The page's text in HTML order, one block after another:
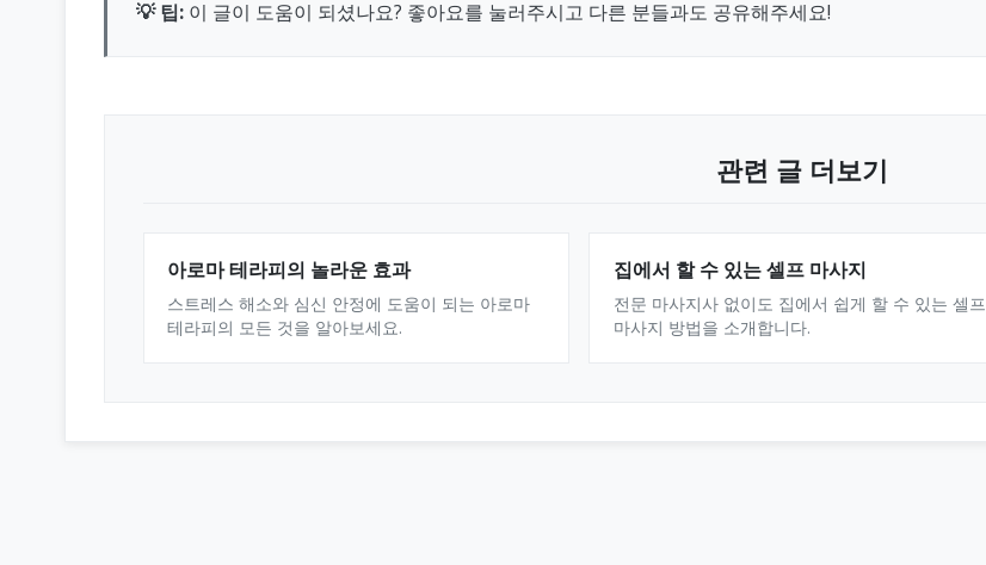
💡 팁: 이 글이 도움이 되셨나요? 좋아요를 눌러주시고 다른 분들과도 공유해주세요!
관련 글 더보기
아로마 테라피의 놀라운 효과
스트레스 해소와 심신 안정에 도움이 되는 아로마
테라피의 모든 것을 알아보세요.
집에서 할 수 있는 셀프 마사지
전문 마사지사 없이도 집에서 쉽게 할 수 있는 셀프
마사지 방법을 소개합니다.